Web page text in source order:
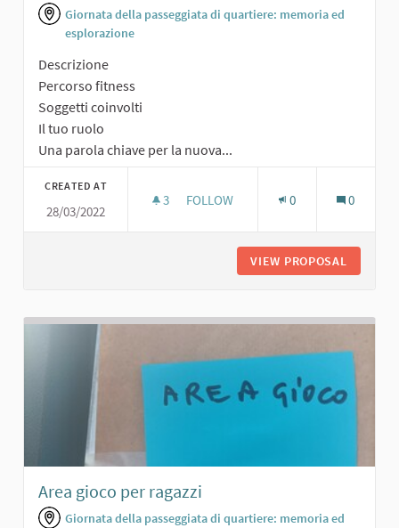
Giornata della passeggiata di quartiere: memoria ed
esplorazione
Descrizione
Percorso fitness
Soggetti coinvolti
Il tuo ruolo
Una parola chiave per la nuova...
CREATED AT
28/03/2022
3 3 FOLLOWERS
FOLLOW 0 0
VIEW PROPOSAL
Area gioco per ragazzi
Giornata della passeggiata di quartiere: memoria ed